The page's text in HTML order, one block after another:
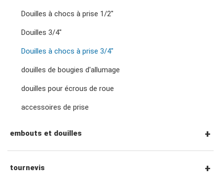
clés à fourche doubles
clés spéciales
Cliquets et poignées à entraînement 1/2"
Douilles à chocs à prise 1/2"
Douilles 3/4"
Douilles à chocs à prise 3/4"
douilles de bougies d'allumage
douilles pour écrous de roue
accessoires de prise
embouts et douilles
Embouts hexagonaux 1/4"
tournevis